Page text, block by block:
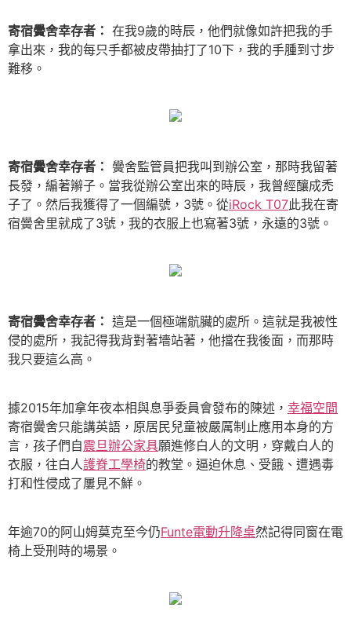
寄宿黌舍幸存者： 在我9歲的時辰，他們就像如許把我的手
拿出來，我的每只手都被皮帶抽打了10下，我的手腫到寸步
難移。
寄宿黌舍幸存者： 黌舍監管員把我叫到辦公室，那時我留著
長發，編著辮子。當我從辦公室出來的時辰，我曾經釀成禿
子了。然后我獲得了一個編號，3號。從iRock T07此我在寄
宿黌舍里就成了3號，我的衣服上也寫著3號，永遠的3號。
寄宿黌舍幸存者： 這是一個極端骯臟的處所。這就是我被性
侵的處所，我記得我背對著墻站著，他擋在我後面，而那時
我只要這么高。
據2015年加拿年夜本相與息爭委員會發布的陳述， 幸福空間
寄宿黌舍只能講英語，原居民兒童被嚴厲制止應用本身的方
言，孩子們自震旦辦公家具願進修白人的文明，穿戴白人的
衣服，往白人護脊工學椅的教堂。逼迫休息、受餓、遭遇毒
打和性侵成了屢見不鮮。
年逾70的阿山姆莫克至今仍Funte電動升降桌然記得同窗在電
椅上受刑時的場景。